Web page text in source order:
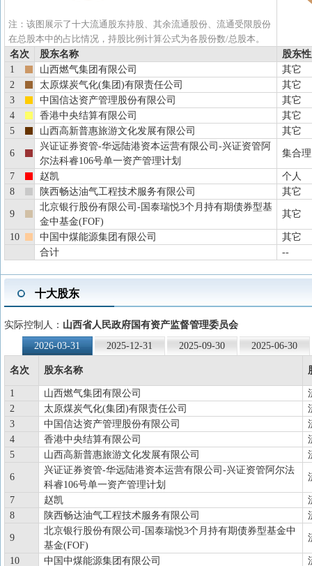
注：该图展示了十大流通股东持股、其余流通股份、流通受限股份
在总股本中的占比情况，持股比例计算公式为各股份数/总股本。
名次
股东名称
股东
1
山西燃气集团有限公司
其它
2
太原煤炭气化(集团)有限责任公司
其它
3
中国信达资产管理股份有限公司
其它
4
香港中央结算有限公司
其它
5
山西高新普惠旅游文化发展有限公司 其它
6
兴证证券资管-华远陆港资本运营有限公司-兴证资管阿
尔法科睿106号单一资产管理计划
集合
7 赵凯
个人
8
陕西畅达油气工程技术服务有限公司 其它
9
北京银行股份有限公司-国泰瑞悦3个月持有期债券型基
金中基金(FOF)
其它
10 中国中煤能源集团有限公司
其它
合计
--
十大股东
实际控制人： 山西省人民政府国有资产监督管理委员会
2026-03-31
2025-12-31 2025-09-30 2025-06-30
名次 股东名称
1 山西燃气集团有限公司
2
太原煤炭气化(集团)有限责任公司
3
中国信达资产管理股份有限公司
4
香港中央结算有限公司
5
山西高新普惠旅游文化发展有限公司
6
兴证证券资管-华远陆港资本运营有限公司-兴证资管阿尔法
科睿106号单一资产管理计划
7 赵凯
8
陕西畅达油气工程技术服务有限公司
9
北京银行股份有限公司-国泰瑞悦3个月持有期债券型基金中
基金(FOF)
10 中国中煤能源集团有限公司